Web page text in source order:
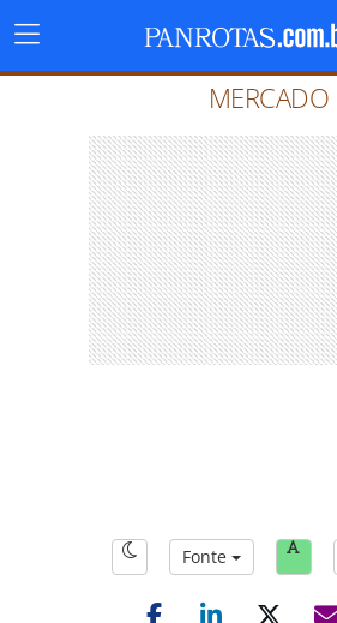
Menu
Principal
MERCADO
Fonte